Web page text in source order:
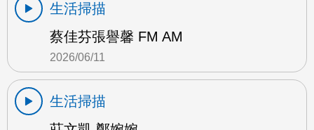
生活掃描
蔡佳芬張譽馨 FM AM
2026/06/11
生活掃描